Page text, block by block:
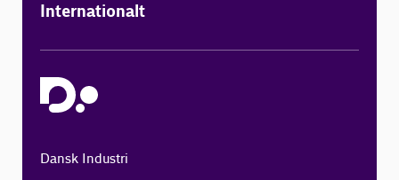
Internationalt
Dansk Industri